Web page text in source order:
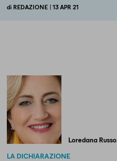
di REDAZIONE | 13 APR 21
Loredana Russo
LA DICHIARAZIONE